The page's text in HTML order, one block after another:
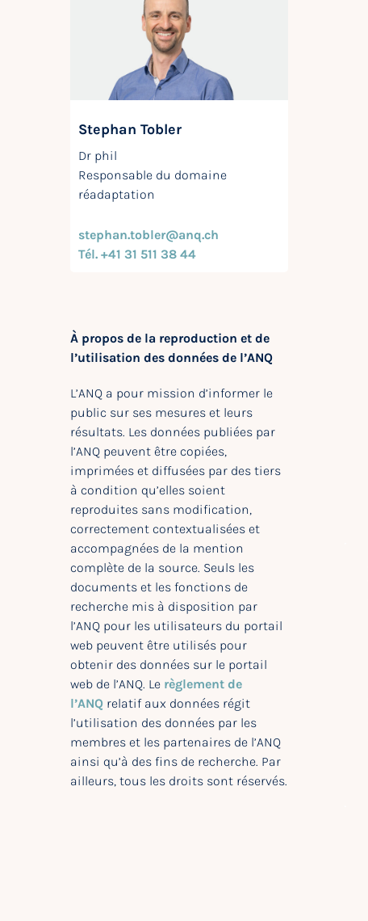
Stephan Tobler
Dr phil
Responsable du domaine
réadaptation
stephan.tobler@anq.ch
Tél. +41 31 511 38 44
À propos de la reproduction et de
l’utilisation des données de l’ANQ
L’ANQ a pour mission d’informer le
public sur ses mesures et leurs
résultats. Les données publiées par
l’ANQ peuvent être copiées,
imprimées et diffusées par des tiers
à condition qu’elles soient
reproduites sans modification,
correctement contextualisées et
accompagnées de la mention
complète de la source. Seuls les
documents et les fonctions de
recherche mis à disposition par
l’ANQ pour les utilisateurs du portail
web peuvent être utilisés pour
obtenir des données sur le portail
web de l’ANQ. Le règlement de
l’ANQ relatif aux données régit
l’utilisation des données par les
membres et les partenaires de l’ANQ
ainsi qu’à des fins de recherche. Par
ailleurs, tous les droits sont réservés.